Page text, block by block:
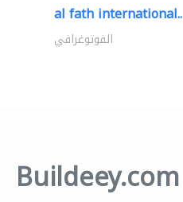
al fath international..
الفوتوغرافي
Buildeey.com